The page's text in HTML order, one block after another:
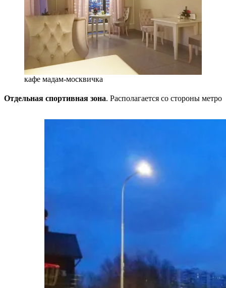
кафе мадам-москвичка
Отдельная спортивная зона. Располагается со стороны метро